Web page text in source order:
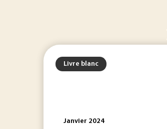
Livre blanc
Janvier 2024